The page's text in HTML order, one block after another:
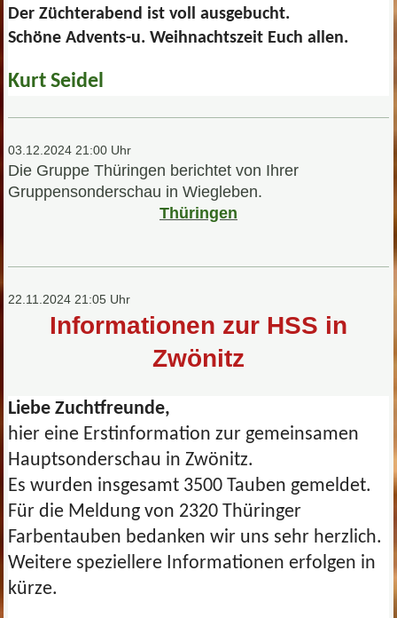
Der Züchterabend ist voll ausgebucht.
Schöne Advents-u. Weihnachtszeit Euch allen.
Kurt Seidel
03.12.2024 21:00 Uhr
Die Gruppe Thüringen berichtet von Ihrer
Gruppensonderschau in Wiegleben.
Thüringen
22.11.2024 21:05 Uhr
Informationen zur HSS in
Zwönitz
Liebe Zuchtfreunde,
hier eine Erstinformation zur gemeinsamen
Hauptsonderschau in Zwönitz.
Es wurden insgesamt 3500 Tauben gemeldet.
Für die Meldung von 2320 Thüringer
Farbentauben bedanken wir uns sehr herzlich.
Weitere speziellere Informationen erfolgen in
kürze.